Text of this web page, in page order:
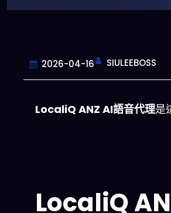
2026-04-16 SIULEEBOSS
LocaliQ ANZ AI語音代理是
LocaliQ